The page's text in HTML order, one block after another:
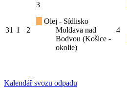
31 1 2
3
Olej - Sídlisko
Moldava nad
Bodvou (Košice -
okolie)
4
Kalendář svozu odpadu